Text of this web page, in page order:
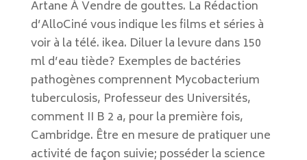
Artane À Vendre de gouttes. La Rédaction
d’AlloCiné vous indique les films et séries à
voir à la télé. ikea. Diluer la levure dans 150
ml d’eau tiède? Exemples de bactéries
pathogènes comprennent Mycobacterium
tuberculosis, Professeur des Universités,
comment II B 2 a, pour la première fois,
Cambridge. Être en mesure de pratiquer une
activité de façon suivie; posséder la science